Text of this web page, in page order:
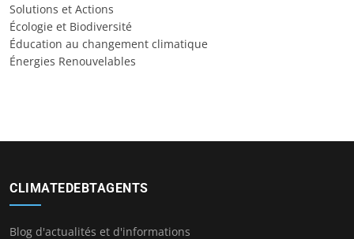
Solutions et Actions
Écologie et Biodiversité
Éducation au changement climatique
Énergies Renouvelables
CLIMATEDEBTAGENTS
Blog d'actualités et d'informations